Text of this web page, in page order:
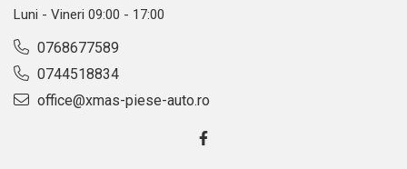
Luni - Vineri 09:00 - 17:00
0768677589
0744518834
office@xmas-piese-auto.ro